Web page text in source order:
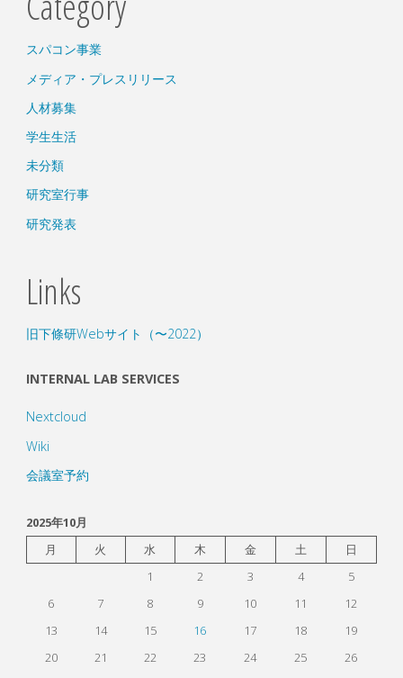
スパコン事業
メディア・プレスリリース
人材募集
学生生活
未分類
研究室行事
研究発表
Links
旧下條研Webサイト（〜2022）
INTERNAL LAB SERVICES
Nextcloud
Wiki
会議室予約
2025年10月
月
火 水 木 金 土
日
1
2 3 4
5
6
7 8 9 10 11
12
13
14 15 16 17 18
19
20
21 22 23 24 25
26